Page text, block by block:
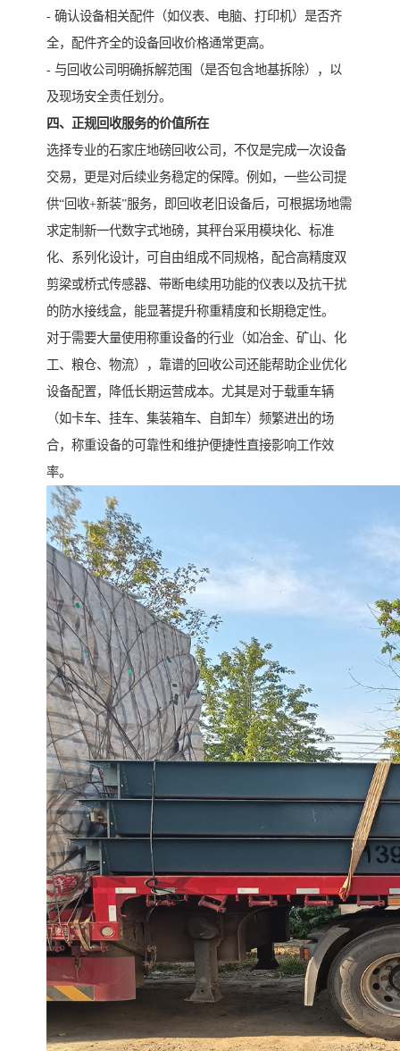
- 确认设备相关配件（如仪表、电脑、打印机）是否齐
全，配件齐全的设备回收价格通常更高。
- 与回收公司明确拆解范围（是否包含地基拆除），以
及现场安全责任划分。
四、正规回收服务的价值所在
选择专业的石家庄地磅回收公司，不仅是完成一次设备
交易，更是对后续业务稳定的保障。例如，一些公司提
供“回收+新装”服务，即回收老旧设备后，可根据场地需
求定制新一代数字式地磅，其秤台采用模块化、标准
化、系列化设计，可自由组成不同规格，配合高精度双
剪梁或桥式传感器、带断电续用功能的仪表以及抗干扰
的防水接线盒，能显著提升称重精度和长期稳定性。
对于需要大量使用称重设备的行业（如冶金、矿山、化
工、粮仓、物流），靠谱的回收公司还能帮助企业优化
设备配置，降低长期运营成本。尤其是对于载重车辆
（如卡车、挂车、集装箱车、自卸车）频繁进出的场
合，称重设备的可靠性和维护便捷性直接影响工作效
率。